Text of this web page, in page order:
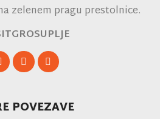
zelenem pragu prestolnice.
POVEZAVE